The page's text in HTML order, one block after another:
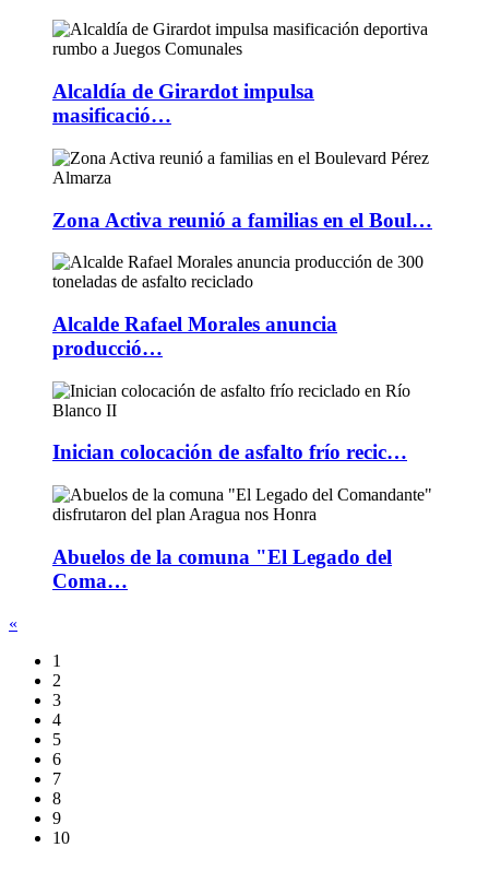
Alcaldía de Girardot impulsa
masificació…
Zona Activa reunió a familias en el Boul…
Alcalde Rafael Morales anuncia
producció…
Inician colocación de asfalto frío recic…
Abuelos de la comuna "El Legado del
Coma…
«
1
2
3
4
5
6
7
8
9
10